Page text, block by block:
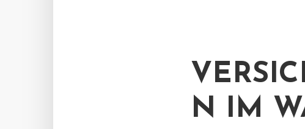
N IM